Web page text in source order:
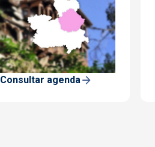
Consultar agenda